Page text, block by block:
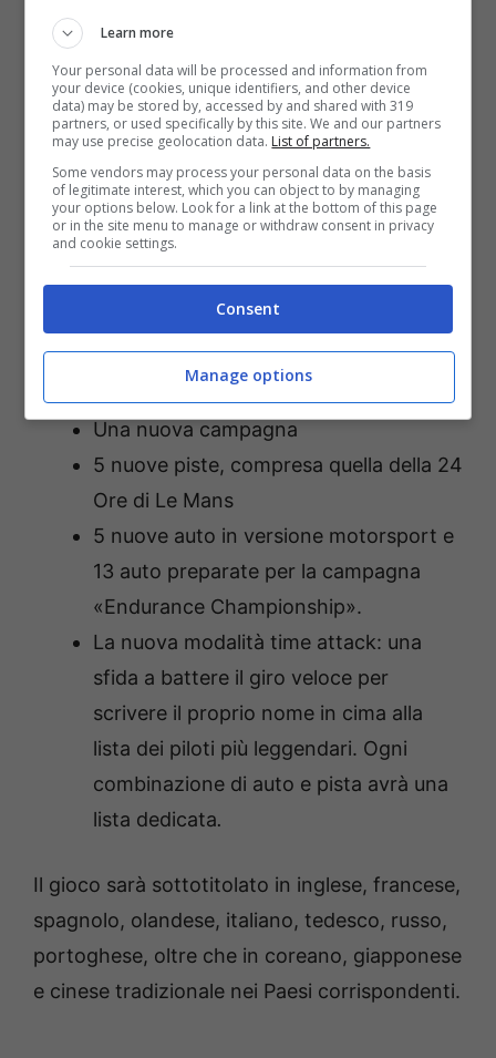
***
Contenuti di Gear.Club Unlimited 2 – Tracks
Edition:
Tutti i contenuti di
2, compresi DLC:Packs Arrows,
Checker, Hazard e Wings
I DLC Gear.Club Classics e Ace of the
Una nuova campagna
5 nuove piste, compresa quella della 24
Ore di Le Mans
5 nuove auto in versione motorsport e
13 auto preparate per la campagna
«Endurance Championship».
La nuova modalità time attack: una
sfida a battere il giro veloce per
scrivere il proprio nome in cima alla
lista dei piloti più leggendari. Ogni
combinazione di auto e pista avrà una
lista dedicata.
Il gioco sarà sottotitolato in inglese, francese,
spagnolo, olandese, italiano, tedesco, russo,
portoghese, oltre che in coreano, giapponese
e cinese tradizionale nei Paesi corrispondenti.
Learn more
Your personal data will be processed and information from
your device (cookies, unique identifiers, and other device
data) may be stored by, accessed by and shared with 319
partners, or used specifically by this site. We and our partners
may use precise geolocation data. List of partners.
Some vendors may process your personal data on the basis
of legitimate interest, which you can object to by managing
your options below. Look for a link at the bottom of this page
or in the site menu to manage or withdraw consent in privacy
and cookie settings.
Consent
Manage options